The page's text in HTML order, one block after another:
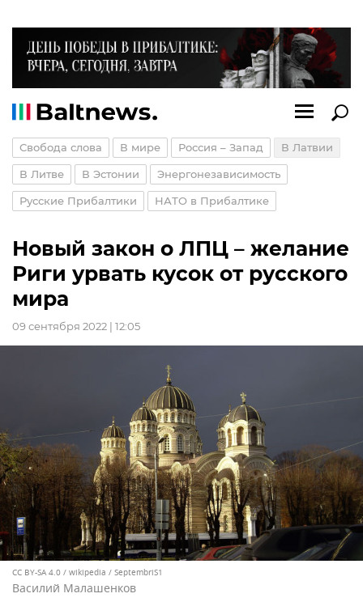
Свобода слова В мире Россия – Запад В Латвии
В Литве В Эстонии Энергонезависимость
Русские Прибалтики НАТО в Прибалтике
Новый закон о ЛПЦ – желание
Риги урвать кусок от русского
мира
09 сентября 2022 | 12:05
CC BY-SA 4.0 / wikipedia / SeptembriS1
Василий Малашенков